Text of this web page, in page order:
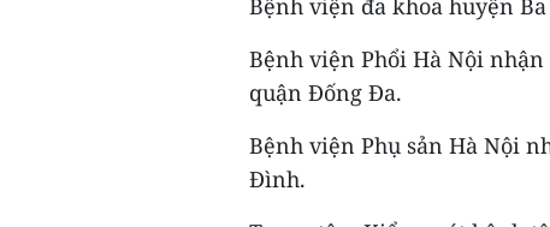
Bệnh viện Phổi Hà Nội
quận Đống Đa.
Bệnh viện Phụ sản Hà Nội
Đình.